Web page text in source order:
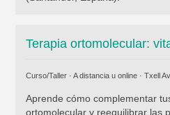
Terapia ortomolecular:
Curso/Taller · A distancia u online · Txell
Aprende cómo complementar
ortomolecular y reequilibrar las